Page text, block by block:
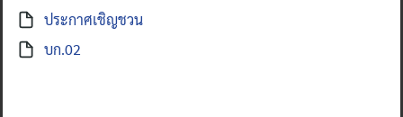
ประกาศเชิญชวน
บก.02